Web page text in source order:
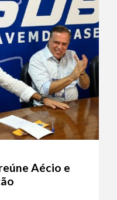
Aécio e